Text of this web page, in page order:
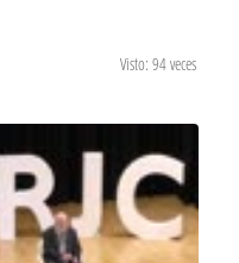
Visto: 94 veces